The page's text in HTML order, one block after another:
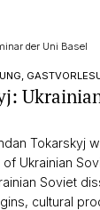
der Uni Basel
Tokarskyj
Ukrainian
Soviet
cultural